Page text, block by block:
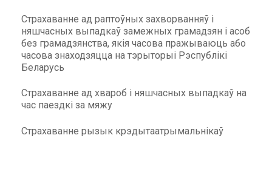
Страхаванне ад раптоўных захворванняў і
няшчасных выпадкаў замежных грамадзян і асоб
без грамадзянства, якія часова пражываюць або
часова знаходзяцца на тэрыторыі Рэспублікі
Беларусь
Страхаванне ад хвароб і няшчасных выпадкаў на
час паездкі за мяжу
Страхаванне рызык крэдытаатрымальнікаў